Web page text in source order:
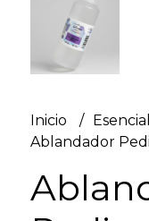
Inicio
Ablandador